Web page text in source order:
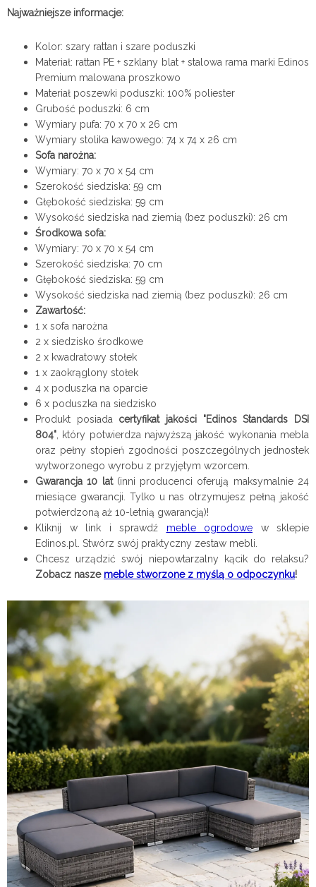
Najważniejsze informacje:
Kolor: szary rattan i szare poduszki
Materiał: rattan PE + szklany blat + stalowa rama marki Edinos
Premium malowana proszkowo
Materiał poszewki poduszki: 100% poliester
Grubość poduszki: 6 cm
Wymiary pufa: 70 x 70 x 26 cm
Wymiary stolika kawowego: 74 x 74 x 26 cm
Sofa narożna:
Wymiary: 70 x 70 x 54 cm
Szerokość siedziska: 59 cm
Głębokość siedziska: 59 cm
Wysokość siedziska nad ziemią (bez poduszki): 26 cm
Środkowa sofa:
Wymiary: 70 x 70 x 54 cm
Szerokość siedziska: 70 cm
Głębokość siedziska: 59 cm
Wysokość siedziska nad ziemią (bez poduszki): 26 cm
Zawartość:
1 x sofa narożna
2 x siedzisko środkowe
2 x kwadratowy stołek
1 x zaokrąglony stołek
4 x poduszka na oparcie
6 x poduszka na siedzisko
Produkt posiada certyfikat jakości "Edinos Standards DSI
804" , który potwierdza najwyższą jakość wykonania mebla
oraz pełny stopień zgodności poszczególnych jednostek
wytworzonego wyrobu z przyjętym wzorcem.
Gwarancja 10 lat(inni producenci oferują maksymalnie 24
miesiące gwarancji. Tylko u nas otrzymujesz pełną jakość
potwierdzoną aż 10-letnią gwarancją)!
Kliknij w link i sprawdź meble ogrodowe w sklepie
Edinos.pl. Stwórz swój praktyczny zestaw mebli.
Chcesz urządzić swój niepowtarzalny kącik do relaksu?
Zobacz nasze meble stworzone z myślą o odpoczynku!